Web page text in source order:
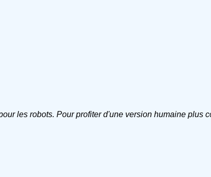
les robots. Pour profiter d'une version humaine plus